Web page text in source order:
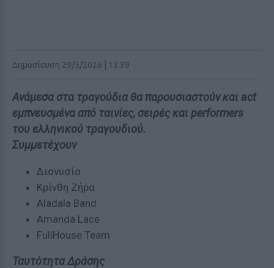
Δημοσίευση 29/5/2026 | 13:39
Ανάμεσα στα τραγούδια θα παρουσιαστούν και act
εμπνευσμένα από ταινίες, σειρές και performers
του ελληνικού τραγουδιού.
Συμμετέχουν
Διονυσία
Κρίνθη Ζήρα
Aladala Band
Amanda Lace
FullHouse Team
Ταυτότητα Δράσης